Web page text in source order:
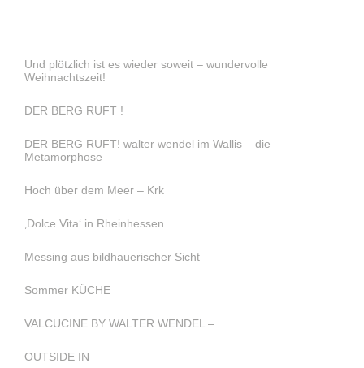
Und plötzlich ist es wieder soweit – wundervolle
Weihnachtszeit!
DER BERG RUFT !
DER BERG RUFT! walter wendel im Wallis – die
Metamorphose
Hoch über dem Meer – Krk
‚Dolce Vita‘ in Rheinhessen
Messing aus bildhauerischer Sicht
Sommer KÜCHE
VALCUCINE BY WALTER WENDEL –
OUTSIDE IN